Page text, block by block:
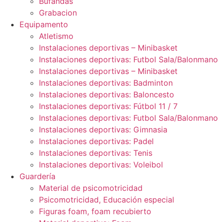
Grabacion
Equipamento
Atletismo
Instalaciones deportivas – Minibasket
Instalaciones deportivas: Futbol Sala/Balonmano
Instalaciones deportivas – Minibasket
Instalaciones deportivas: Badminton
Instalaciones deportivas: Baloncesto
Instalaciones deportivas: Fútbol 11 / 7
Instalaciones deportivas: Futbol Sala/Balonmano
Instalaciones deportivas: Gimnasia
Instalaciones deportivas: Padel
Instalaciones deportivas: Tenis
Instalaciones deportivas: Voleibol
Guardería
Material de psicomotricidad
Psicomotricidad, Educación especial
Figuras foam, foam recubierto